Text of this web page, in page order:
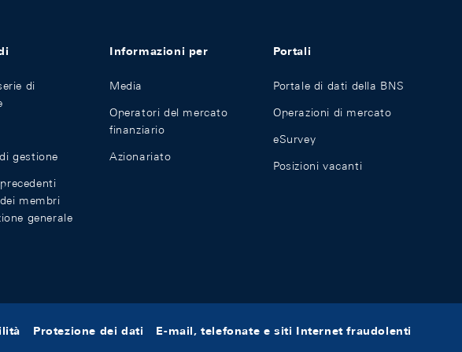
di
gestione
membri
generale
Informazioni per
Media
Operatori del mercato
finanziario
Azionariato
Portali
Portale di dati della BNS
Operazioni di mercato
eSurvey
Posizioni vacanti
Protezione dei dati E-mail, telefonate e siti Internet fraudolenti